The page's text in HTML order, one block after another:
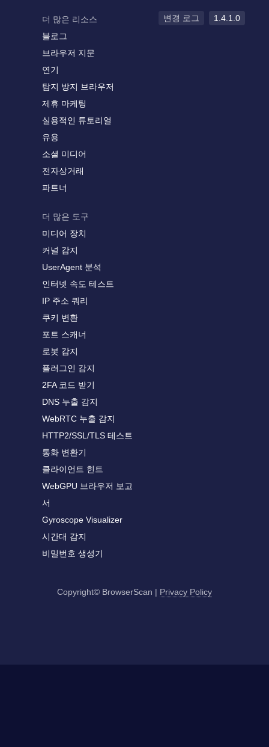
더 많은 리소스
블로그
브라우저 지문
연기
탐지 방지 브라우저
제휴 마케팅
실용적인 튜토리얼
유용
소셜 미디어
전자상거래
파트너
더 많은 도구
미디어 장치
커널 감지
UserAgent 분석
인터넷 속도 테스트
IP 주소 쿼리
쿠키 변환
포트 스캐너
로봇 감지
플러그인 감지
2FA 코드 받기
DNS 누출 감지
WebRTC 누출 감지
HTTP2/SSL/TLS 테스트
통화 변환기
클라이언트 힌트
WebGPU 브라우저 보고
서
Gyroscope Visualizer
시간대 감지
비밀번호 생성기
변경 로그 1.4.1.0
Copyright© BrowserScan | Privacy Policy